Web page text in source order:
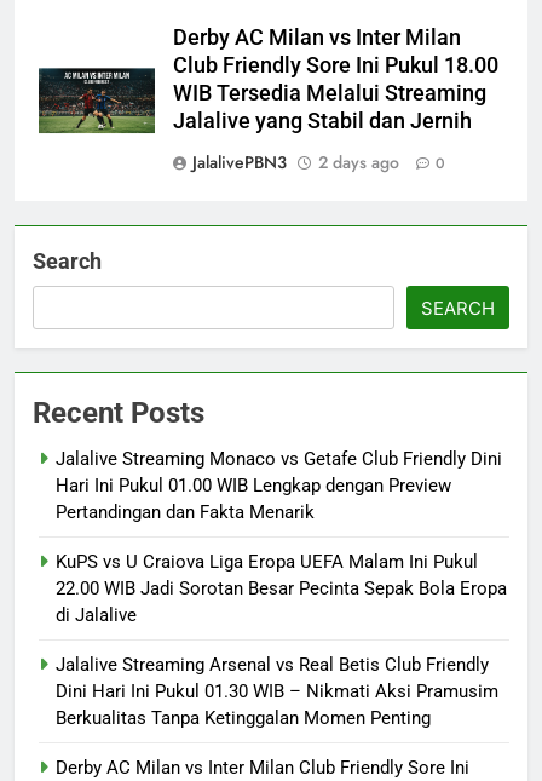
Derby AC Milan vs Inter Milan
Club Friendly Sore Ini Pukul 18.00
WIB Tersedia Melalui Streaming
Jalalive yang Stabil dan Jernih
JalalivePBN3
2 days ago 0
Search
SEARCH
Recent Posts
Jalalive Streaming Monaco vs Getafe Club Friendly Dini
Hari Ini Pukul 01.00 WIB Lengkap dengan Preview
Pertandingan dan Fakta Menarik
KuPS vs U Craiova Liga Eropa UEFA Malam Ini Pukul
22.00 WIB Jadi Sorotan Besar Pecinta Sepak Bola Eropa
di Jalalive
Jalalive Streaming Arsenal vs Real Betis Club Friendly
Dini Hari Ini Pukul 01.30 WIB – Nikmati Aksi Pramusim
Berkualitas Tanpa Ketinggalan Momen Penting
Derby AC Milan vs Inter Milan Club Friendly Sore Ini